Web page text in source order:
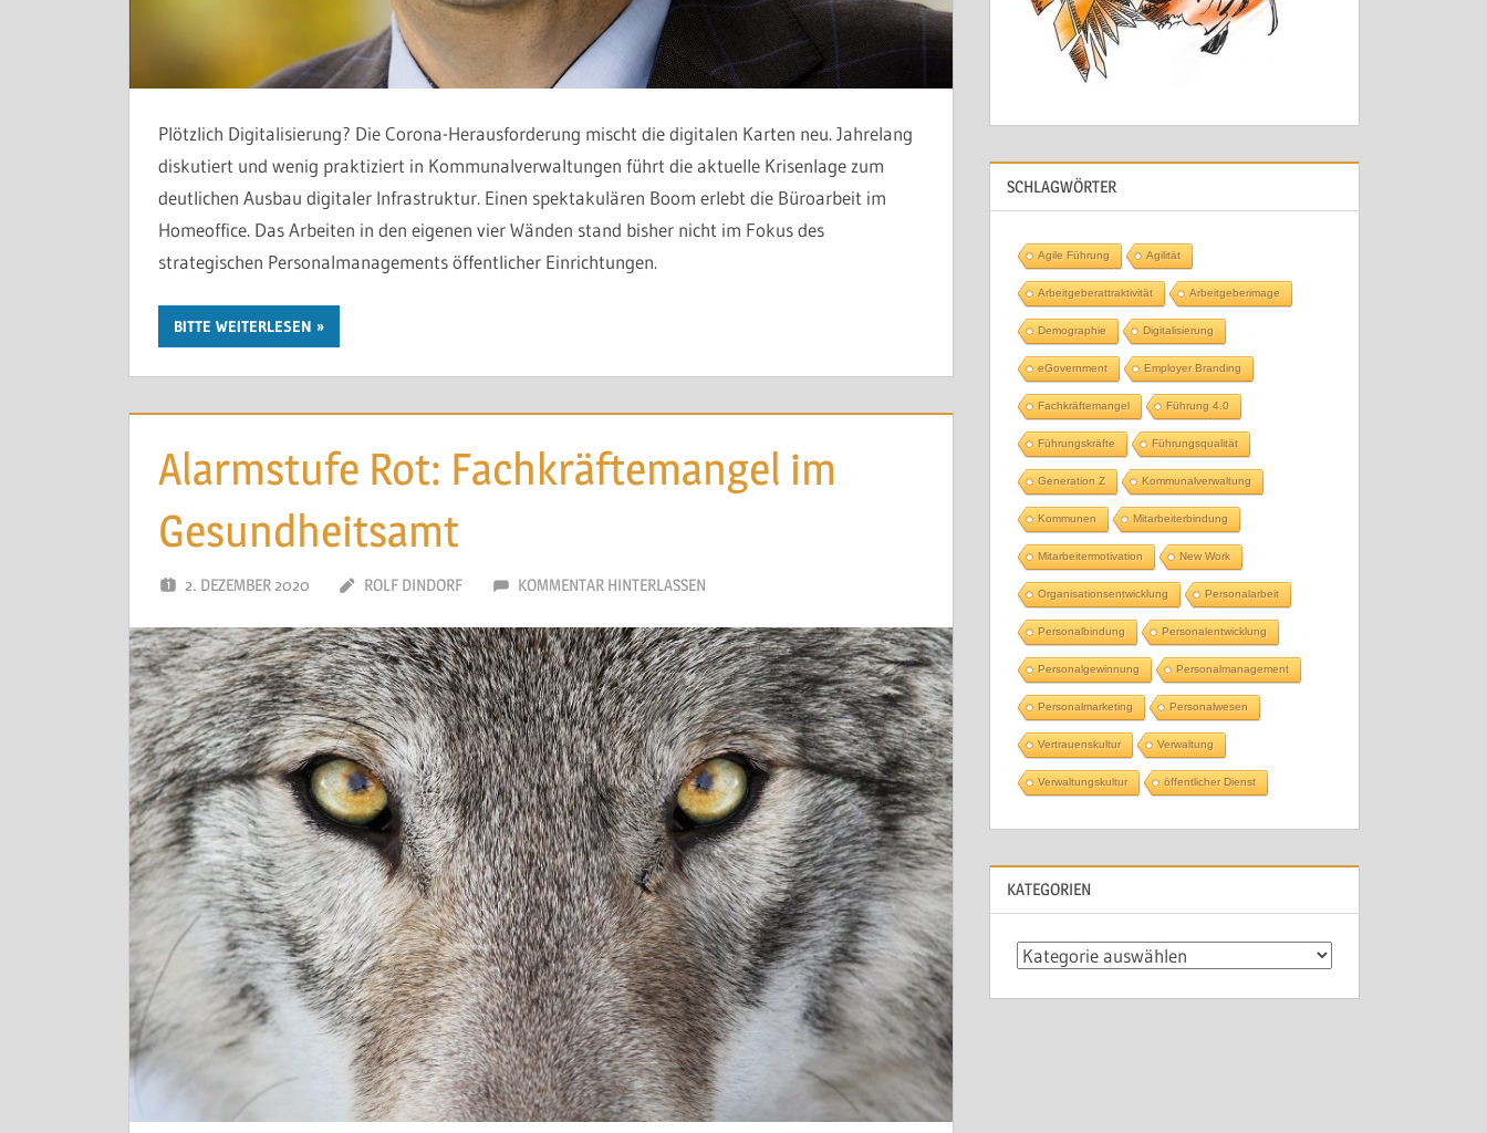
Plötzlich Digitalisierung? Die Corona-Herausforderung mischt die digitalen Karten neu. Jahrelang
diskutiert und wenig praktiziert in Kommunalverwaltungen führt die aktuelle Krisenlage zum
deutlichen Ausbau digitaler Infrastruktur. Einen spektakulären Boom erlebt die Büroarbeit im
Homeoffice. Das Arbeiten in den eigenen vier Wänden stand bisher nicht im Fokus des
strategischen Personalmanagements öffentlicher Einrichtungen.
BITTE WEITERLESEN
Alarmstufe Rot: Fachkräftemangel im
Gesundheitsamt
2. DEZEMBER 2020 ROLF DINDORF KOMMENTAR HINTERLASSEN
SCHLAGWÖRTER
Agile Führung Agilität
Arbeitgeberattraktivität Arbeitgeberimage
Demographie Digitalisierung
eGovernment Employer Branding
Fachkräftemangel Führung 4.0
Führungskräfte Führungsqualität
Generation Z Kommunalverwaltung
Kommunen Mitarbeiterbindung
Mitarbeitermotivation New Work
Organisationsentwicklung Personalarbeit
Personalbindung Personalentwicklung
Personalgewinnung Personalmanagement
Personalmarketing Personalwesen
Vertrauenskultur Verwaltung
Verwaltungskultur öffentlicher Dienst
KATEGORIEN
Kategorien